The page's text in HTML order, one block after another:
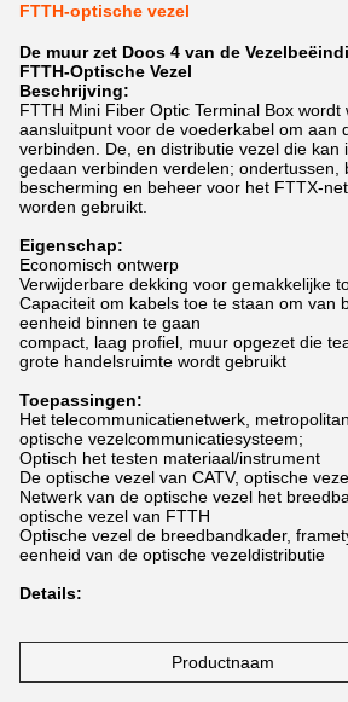
FTTH-optische vezel
De muur zet Doos 4 van de
FTTH-Optische Vezel
Beschrijving:
FTTH Mini Fiber Optic Terminal Box wordt
aansluitpunt voor de voederkabel om aan
verbinden. De, en distributie vezel die kan
gedaan verbinden verdelen; ondertussen,
bescherming en beheer voor het FTTX-
worden gebruikt.
Eigenschap:
Economisch ontwerp
Verwijderbare dekking voor gemakkelijke
Capaciteit om kabels toe te staan om van
eenheid binnen te gaan
compact, laag profiel, muur opgezet die
grote handelsruimte wordt gebruikt
Toepassingen:
Het telecommunicatienetwerk,
optische vezelcommunicatiesysteem;
Optisch het testen materiaal/instrument
De optische vezel van CATV, optische
Netwerk van de optische vezel het
optische vezel van FTTH
Optische vezel de breedbandkader,
eenheid van de optische vezeldistributie
Details:
Productnaam